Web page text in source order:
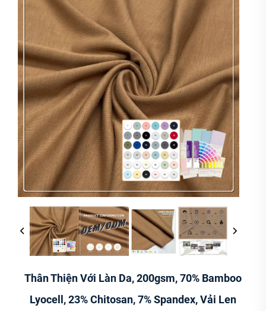
Thân Thiện Với Làn Da, 200gsm, 70% Bamboo
Lyocell, 23% Chitosan, 7% Spandex, Vải Len